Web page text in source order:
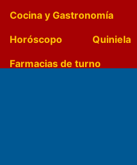
Cocina y Gastronomía
Horóscopo
Quiniela
Farmacias de turno